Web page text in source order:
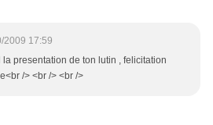
2009 17:59
presentation de ton lutin , felicitation
/> <br /> <br />